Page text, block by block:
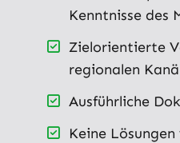
Kenntnisse des
Zielorientierte
regionalen
Ausführliche
Keine